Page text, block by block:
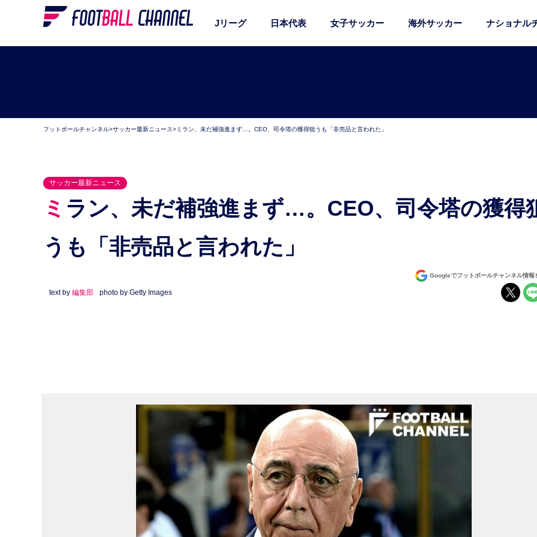
Jリーグ 日本代表 女子サッカー 海外サッカー ナショナル
フットボールチャンネル>サッカー最新ニュース>ミラン、未だ補強進まず…。CEO、司令塔の獲得狙うも「非売品と言われた」
サッカー最新ニュース
ミラン、未だ補強進まず…。CEO、司令塔の獲得狙
うも「非売品と言われた」
Googleでフットボールチャンネル情報
text by 編集部 photo by Getty Images